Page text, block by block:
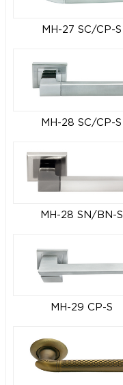
MH-27 SC/CP-S
MH-28 SC/CP-S
MH-28 SN/BN-S
MH-29 CP-S